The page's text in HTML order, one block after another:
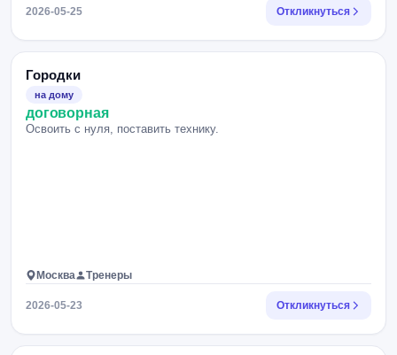
2026-05-25 Откликнуться
Городки
на дому
договорная
Освоить с нуля, поставить технику.
Москва Тренеры
2026-05-23 Откликнуться